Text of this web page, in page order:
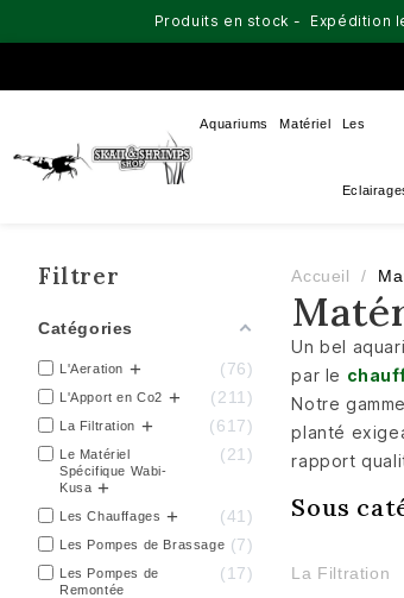
Produits en stock - Expédition
Aquariums Matériel Les
Filtrer
Catégories
L'Aeration 76
L'Apport en Co2 211
La Filtration 617
Le Matériel
Spécifique Wabi-
Kusa
21
Les Chauffages 41
Les Pompes de Brassage 7
Les Pompes de
Remontée
17
Accueil
Un bel
par le
Notre
planté
rapport
Sous
La Filtration